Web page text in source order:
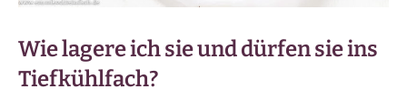
Wie lagere ich sie und dürfen sie ins
Tiefkühlfach?